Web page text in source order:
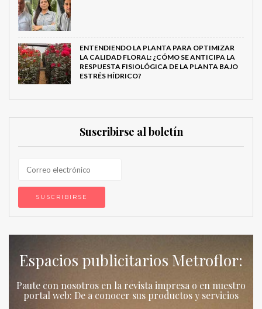
ENTENDIENDO LA PLANTA PARA OPTIMIZAR
LA CALIDAD FLORAL: ¿CÓMO SE ANTICIPA LA
RESPUESTA FISIOLÓGICA DE LA PLANTA BAJO
ESTRÉS HÍDRICO?
Suscribirse al boletín
Espacios publicitarios Metroflor:
Paute con nosotros en la revista impresa o en nuestro
portal web: De a conocer sus productos y servicios